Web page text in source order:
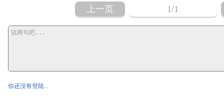
上一页 1/1
你还没有登陆...